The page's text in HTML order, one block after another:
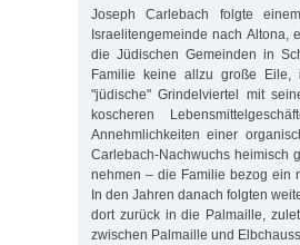
Joseph Carlebach folgte
Israelitengemeinde nach Altona,
die Jüdischen Gemeinden in
Familie keine allzu große Eile,
"jüdische" Grindelviertel mit
koscheren
Annehmlichkeiten einer
Carlebach-Nachwuchs heimisch
nehmen – die Familie bezog ein
In den Jahren danach folgten
dort zurück in die Palmaille,
zwischen Palmaille und